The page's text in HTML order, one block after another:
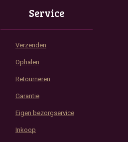
Service
Verzenden
Ophalen
Retourneren
Garantie
Eigen bezorgservice
Inkoop